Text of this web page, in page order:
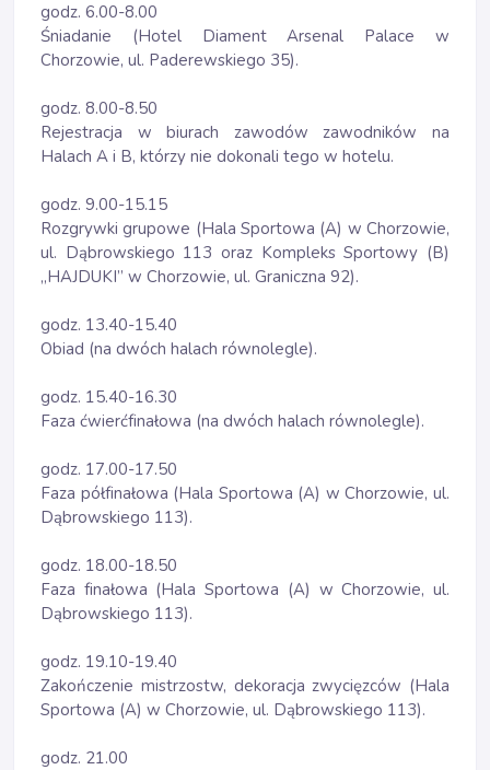
godz. 6.00-8.00
Śniadanie (Hotel Diament Arsenal Palace w
Chorzowie, ul. Paderewskiego 35).
godz. 8.00-8.50
Rejestracja w biurach zawodów zawodników na
Halach A i B, którzy nie dokonali tego w hotelu.
godz. 9.00-15.15
Rozgrywki grupowe (Hala Sportowa (A) w Chorzowie,
ul. Dąbrowskiego 113 oraz Kompleks Sportowy (B)
„HAJDUKI” w Chorzowie, ul. Graniczna 92).
godz. 13.40-15.40
Obiad (na dwóch halach równolegle).
godz. 15.40-16.30
Faza ćwierćfinałowa (na dwóch halach równolegle).
godz. 17.00-17.50
Faza półfinałowa (Hala Sportowa (A) w Chorzowie, ul.
Dąbrowskiego 113).
godz. 18.00-18.50
Faza finałowa (Hala Sportowa (A) w Chorzowie, ul.
Dąbrowskiego 113).
godz. 19.10-19.40
Zakończenie mistrzostw, dekoracja zwycięzców (Hala
Sportowa (A) w Chorzowie, ul. Dąbrowskiego 113).
godz. 21.00